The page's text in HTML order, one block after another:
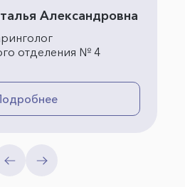
Александровна
отделения № 4